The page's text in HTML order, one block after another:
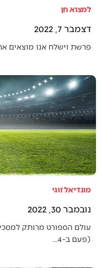
למצוא חן
דצמבר 7, 2022
פרשת וישלח אנו מוצאים
מונדיאל זוגי
נובמבר 30, 2022
עולם הספורט מרותק
(פעם ב-4…